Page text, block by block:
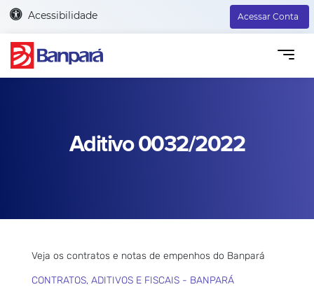
Acessibilidade Acessar Conta
Aditivo 0032/2022
Veja os contratos e notas de empenhos do Banpará
CONTRATOS, ADITIVOS E FISCAIS - BANPARÁ